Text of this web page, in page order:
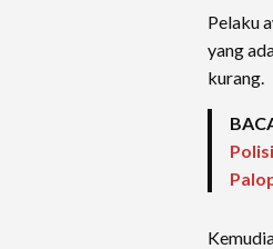
Pelaku
yang
kurang.